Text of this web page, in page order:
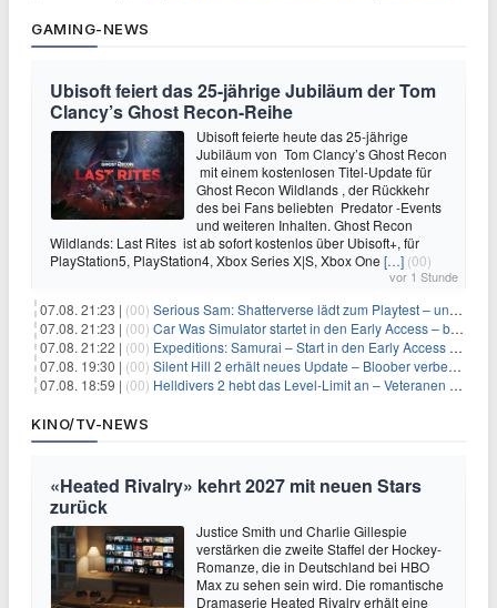
GAMING-NEWS
Ubisoft feiert das 25-jährige Jubiläum der Tom
Clancy’s Ghost Recon-Reihe
Ubisoft feierte heute das 25-jährige
Jubiläum von Tom Clancy’s Ghost Recon
mit einem kostenlosen Titel-Update für
Ghost Recon Wildlands , der Rückkehr
des bei Fans beliebten Predator -Events
und weiteren Inhalten. Ghost Recon
Wildlands: Last Rites ist ab sofort kostenlos über Ubisoft+, für
PlayStation5, PlayStation4, Xbox Series X|S, Xbox One […] (00)
vor 1 Stunde
07.08. 21:23 | (00) Serious Sam: Shatterverse lädt zum Playtest – und erscheint schon bald!
07.08. 21:23 | (00) Car Was Simulator startet in den Early Access – bald gehts los!
07.08. 21:22 | (00) Expeditions: Samurai – Start in den Early Access ab heute im feudalen Japan
07.08. 19:30 | (00) Silent Hill 2 erhält neues Update – Bloober verbessert Grafik und Performance
07.08. 18:59 | (00) Helldivers 2 hebt das Level-Limit an – Veteranen können endlich weiter aufsteigen
KINO/TV-NEWS
«Heated Rivalry» kehrt 2027 mit neuen Stars
zurück
Justice Smith und Charlie Gillespie
verstärken die zweite Staffel der Hockey-
Romanze, die in Deutschland bei HBO
Max zu sehen sein wird. Die romantische
Dramaserie Heated Rivalry erhält eine